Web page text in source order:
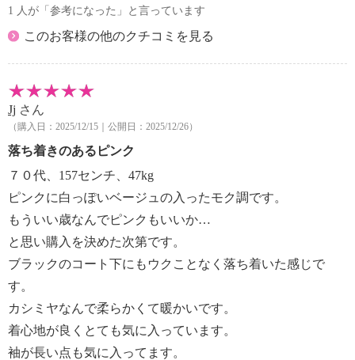
1 人が「参考になった」と言っています
このお客様の他のクチコミを見る
Jj さん
（購入日：2025/12/15｜公開日：2025/12/26）
落ち着きのあるピンク
７０代、157センチ、47kg
ピンクに白っぽいベージュの入ったモク調です。
もういい歳なんでピンクもいいか…
と思い購入を決めた次第です。
ブラックのコート下にもウクことなく落ち着いた感じで
す。
カシミヤなんで柔らかくて暖かいです。
着心地が良くとても気に入っています。
袖が長い点も気に入ってます。